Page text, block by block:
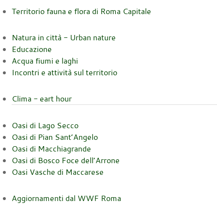
Territorio fauna e flora di Roma Capitale
Natura in città - Urban nature
Educazione
Acqua fiumi e laghi
Incontri e attività sul territorio
Clima - eart hour
Oasi di Lago Secco
Oasi di Pian Sant’Angelo
Oasi di Macchiagrande
Oasi di Bosco Foce dell’Arrone
Oasi Vasche di Maccarese
Aggiornamenti dal WWF Roma